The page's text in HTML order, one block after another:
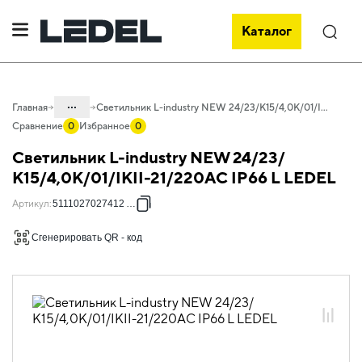
Каталог Поиск
Главная ...
Проектное освещение LEDEL
Светильники для промышленного
Общепромышленное освещение
Светильник L-industry NEW 24/23/К15/4,0К/01/IKII-21/220AC IP66 L LEDEL
Сравнение 0 Избранное 0
Светильник L-industry NEW 24/23/
К15/4,0К/01/IKII-21/220AC IP66 L LEDEL
Артикул:511102702741200L
Сгенерировать QR - код